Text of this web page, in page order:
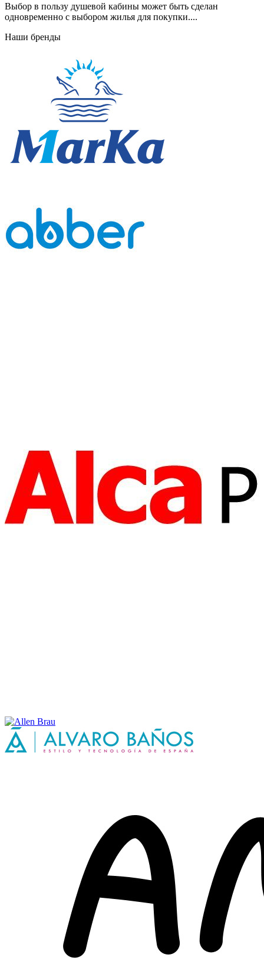
Выбор в пользу душевой кабины может быть сделан
одновременно с выбором жилья для покупки....
Наши бренды